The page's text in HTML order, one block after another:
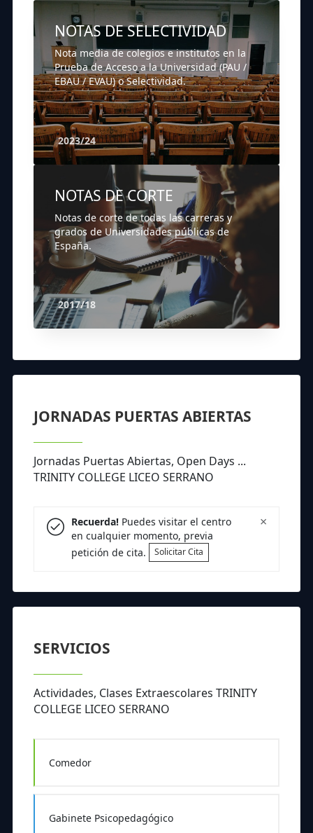
NOTAS DE SELECTIVIDAD
Nota media de colegios e institutos en la
Prueba de Acceso a la Universidad (PAU /
EBAU / EVAU) o Selectividad.
2023/24
NOTAS DE CORTE
Notas de corte de todas las carreras y
grados de Universidades públicas de
España.
2017/18
JORNADAS PUERTAS ABIERTAS
Jornadas Puertas Abiertas, Open Days ...
TRINITY COLLEGE LICEO SERRANO
×
Recuerda!Puedes visitar el centro
en cualquier momento, previa
petición de cita.
Solicitar Cita
SERVICIOS
Actividades, Clases Extraescolares TRINITY
COLLEGE LICEO SERRANO
Comedor
Gabinete Psicopedagógico